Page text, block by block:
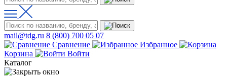
mail@tdg.ru 8 (800) 700 05 07
Сравнение
Избранное
Корзина
Войти
Каталог